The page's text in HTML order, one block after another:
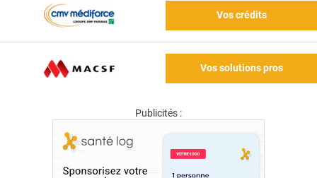
Vos crédits
Vos solutions pros
Publicités :